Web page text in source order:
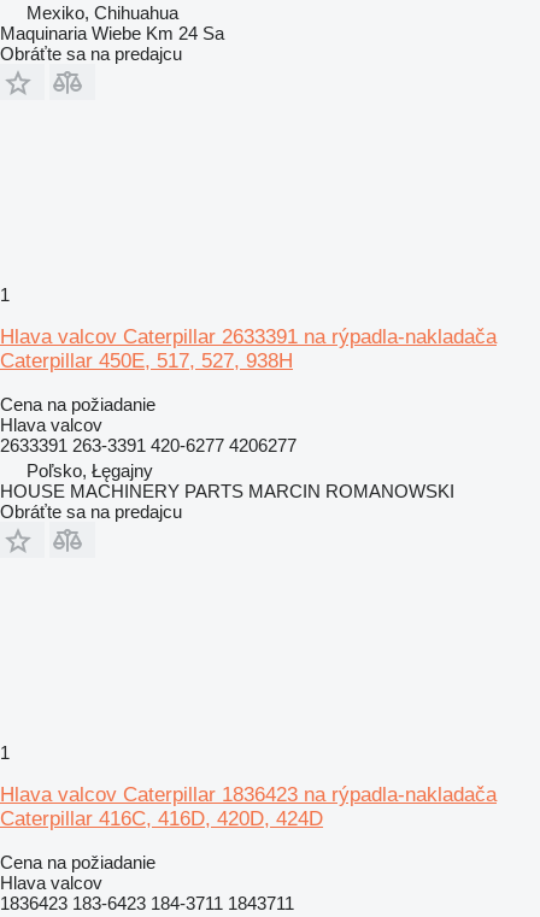
Mexiko, Chihuahua
Maquinaria Wiebe Km 24 Sa
Obráťte sa na predajcu
1
Hlava valcov Caterpillar 2633391 na rýpadla-nakladača
Caterpillar 450E, 517, 527, 938H
Cena na požiadanie
Hlava valcov
2633391 263-3391 420-6277 4206277
Poľsko, Łęgajny
HOUSE MACHINERY PARTS MARCIN ROMANOWSKI
Obráťte sa na predajcu
1
Hlava valcov Caterpillar 1836423 na rýpadla-nakladača
Caterpillar 416C, 416D, 420D, 424D
Cena na požiadanie
Hlava valcov
1836423 183-6423 184-3711 1843711